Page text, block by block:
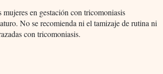
mujeres en gestación con tricomoniasis
No se recomienda ni el tamizaje de rutina ni
con tricomoniasis.